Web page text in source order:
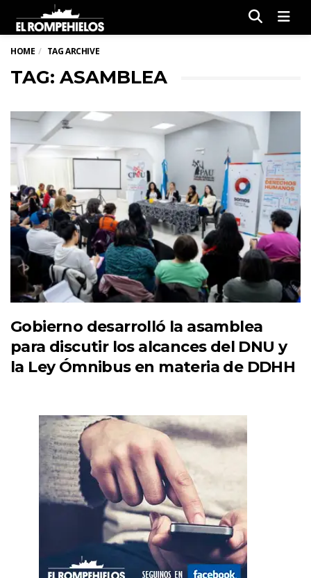
HOME TAG ARCHIVE
TAG: ASAMBLEA
Gobierno desarrolló la asamblea
para discutir los alcances del DNU y
la Ley Ómnibus en materia de DDHH